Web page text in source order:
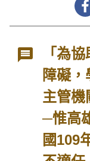
「為
障礙
主管機
─惟高
國109